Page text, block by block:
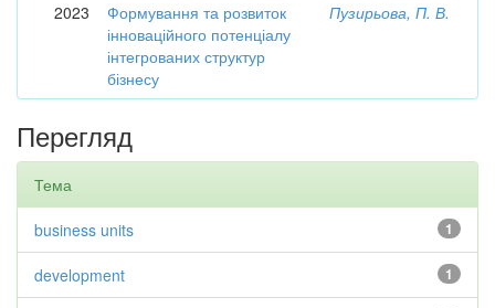
2023
Формування та розвиток
інноваційного потенціалу
інтегрованих структур
бізнесу
Пузирьова, П. В.
Перегляд
Тема
1
business units
1
development